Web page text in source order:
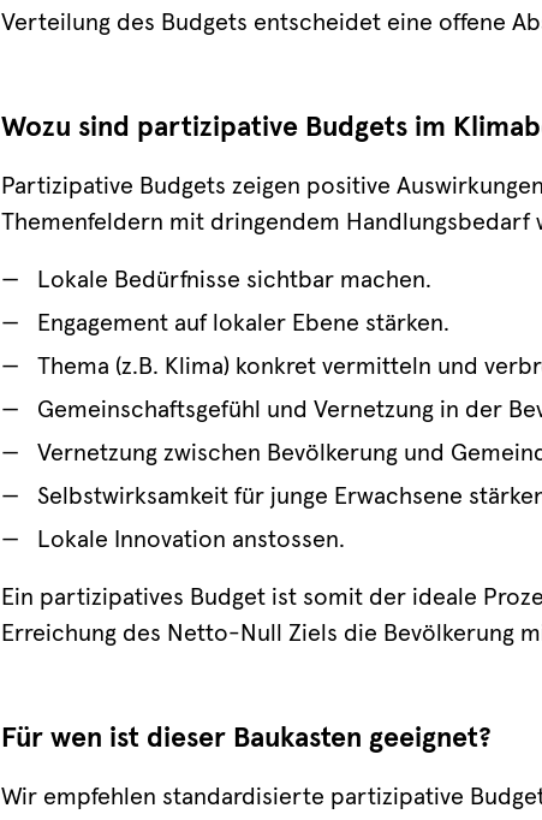
Verteilung des Budgets entscheidet eine offene
Wozu sind partizipative Budgets im
Partizipative Budgets zeigen positive
Themenfeldern mit dringendem Handlungsbedarf
Lokale Bedürfnisse sichtbar machen.
Engagement auf lokaler Ebene stärken.
Thema (z.B. Klima) konkret vermitteln und
Gemeinschaftsgefühl und Vernetzung in der
Vernetzung zwischen Bevölkerung und
Selbstwirksamkeit für junge Erwachsene
Lokale Innovation anstossen.
Ein partizipatives Budget ist somit der ideale
Erreichung des Netto-Null Ziels die Bevölkerung
Für wen ist dieser Baukasten geeignet?
Wir empfehlen standardisierte partizipative